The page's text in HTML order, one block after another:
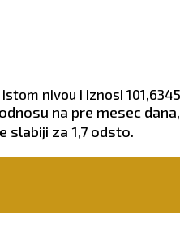
nivou i iznosi
na pre mesec
slabiji za 1,7 odsto.